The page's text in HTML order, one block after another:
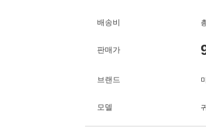
배송비
판매가
브랜드
모델